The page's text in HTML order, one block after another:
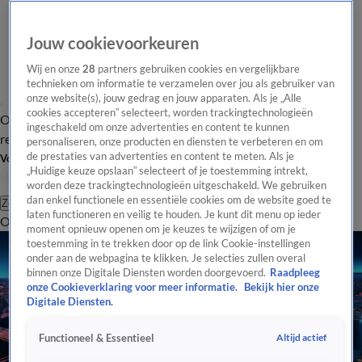
Overzicht Laatste nieuws Regionieuws Het beste van Hart
Tip de
redactie
Volg Hart van Nederland
Zoeken
OverzichtRegioUitzendingenWeerTip de redactiePanelVideo's
Jouw cookievoorkeuren
Wij en onze28 partners gebruiken cookies en vergelijkbare
technieken om informatie te verzamelen over jou als gebruiker van
onze website(s), jouw gedrag en jouw apparaten. Als je „Alle
cookies accepteren” selecteert, worden trackingtechnologieën
ingeschakeld om onze advertenties en content te kunnen
personaliseren, onze producten en diensten te verbeteren en om
de prestaties van advertenties en content te meten. Als je
„Huidige keuze opslaan” selecteert of je toestemming intrekt,
worden deze trackingtechnologieën uitgeschakeld. We gebruiken
dan enkel functionele en essentiële cookies om de website goed te
laten functioneren en veilig te houden. Je kunt dit menu op ieder
moment opnieuw openen om je keuzes te wijzigen of om je
toestemming in te trekken door op de link Cookie-instellingen
onder aan de webpagina te klikken. Je selecties zullen overal
binnen onze Digitale Diensten worden doorgevoerd. Raadpleeg
onze Cookieverklaring voor meer informatie.
Bekijk hier onze
Digitale Diensten.
Functioneel & Essentieel Altijd actief